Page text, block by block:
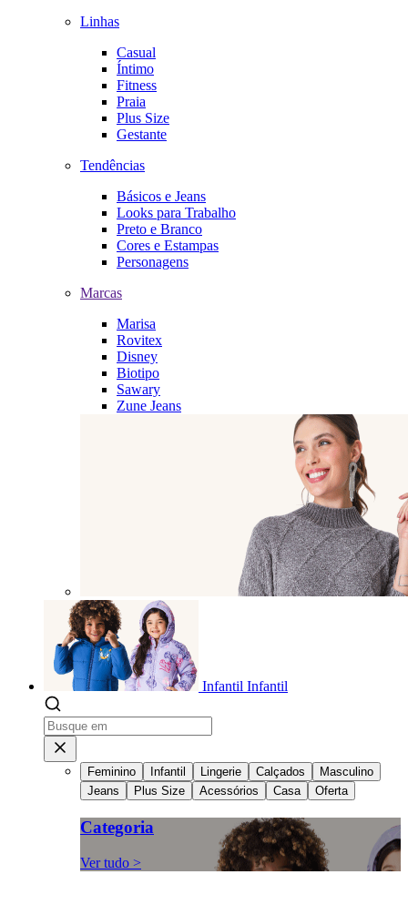
Linhas
Casual
Íntimo
Fitness
Praia
Plus Size
Gestante
Tendências
Básicos e Jeans
Looks para Trabalho
Preto e Branco
Cores e Estampas
Personagens
Marcas
Marisa
Rovitex
Disney
Biotipo
Sawary
Zune Jeans
Infantil Infantil
Feminino Infantil Lingerie Calçados
Masculino
Jeans
Plus Size Acessórios Casa Oferta
Categoria
Ver tudo >